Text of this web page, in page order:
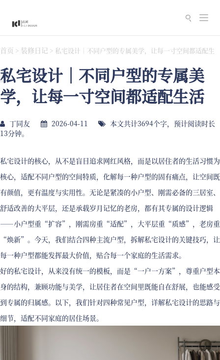
切
换
导
航
首页 > 装修日记 > 私宅设计｜不同户型的专属美学，让每一寸空间都适配生
活
私宅设计｜不同户型的专属美
学，让每一寸空间都适配生活
丁同友 2026-04-11
本文共计3694个字，预计阅读时长
13分钟。
私宅设计的核心，从不是盲目追求网红风格，而是以居住者的生活习惯为
核心，适配不同户型的空间特质，化解每一种户型的固有痛点，让空间既
有颜值，更有温度与实用性。无论是紧凑的小户型、刚需必备的三居室、
舒适改善的大平层，还是承载岁月记忆的老房，都有其专属的设计逻辑
——小户型重“扩容”，刚需房重“适配”，大平层重“质感”，老房重
“焕新”。今天，我们结合四种主流户型，拆解私宅设计的关键技巧，让
每一种户型都能发挥最大价值，贴合每一个家庭的生活需求。
好的私宅设计，从来没有统一的模板，而是“一户一方案”，尊重户型本
身的结构，兼顾功能与美学，让居住者在空间里既能自在舒展，也能感受
到专属的归属感。以下，我们针对四种常见户型，详解私宅设计的思路与
细节，适配不同家庭的居住场景。